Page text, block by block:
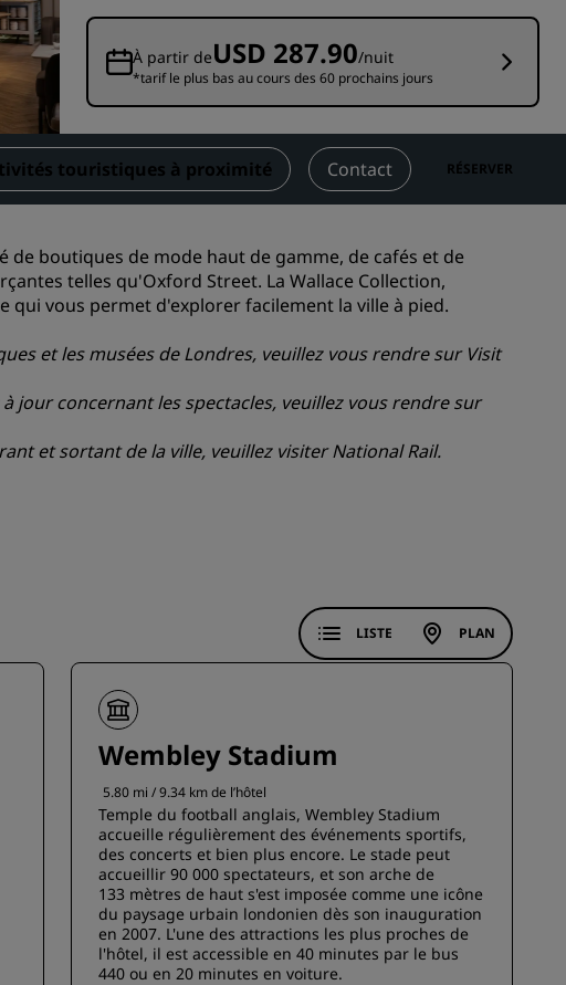
Hotels
Hôtels du centre-ville
Consultez notre blog
Radisson Rewards
Découvrez Radisson Rewards
Avantages
Comment gagner des points
Bookers et Planners
ADHÉRER
À partir deUSD 287.90/nuit
*tarif le plus bas au cours des 60 prochains jours
touristiques à proximité Contact RÉSERVER
boutiques de mode haut de gamme, de cafés et de
telles qu'Oxford Street. La Wallace Collection,
qui vous permet d'explorer facilement la ville à pied.
et les musées de Londres, veuillez vous rendre sur Visit
jour concernant les spectacles, veuillez vous rendre sur
et sortant de la ville, veuillez visiterNational Rail.
LISTE PLAN
Wembley Stadium
5.80 mi / 9.34 km de l’hôtel
Temple du football anglais, Wembley Stadium
accueille régulièrement des événements sportifs,
des concerts et bien plus encore. Le stade peut
accueillir 90 000 spectateurs, et son arche de
133 mètres de haut s'est imposée comme une icône
du paysage urbain londonien dès son inauguration
en 2007. L'une des attractions les plus proches de
l'hôtel, il est accessible en 40 minutes par le bus
440 ou en 20 minutes en voiture.